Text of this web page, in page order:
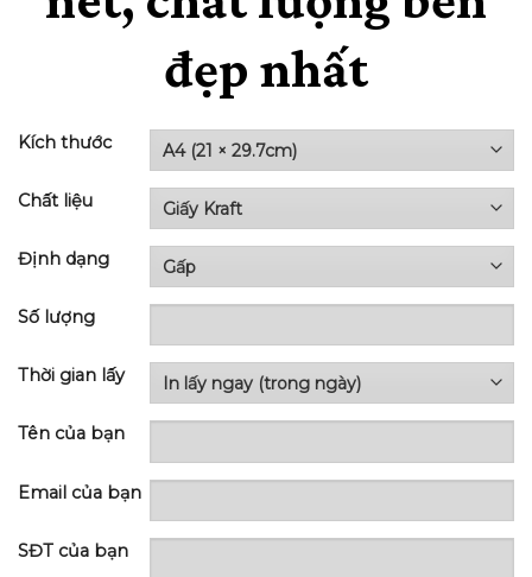
đẹp nhất
Kích thước
Chất liệu
Định dạng
Số lượng
Thời gian lấy
Tên của bạn
Email của bạn
SĐT của bạn